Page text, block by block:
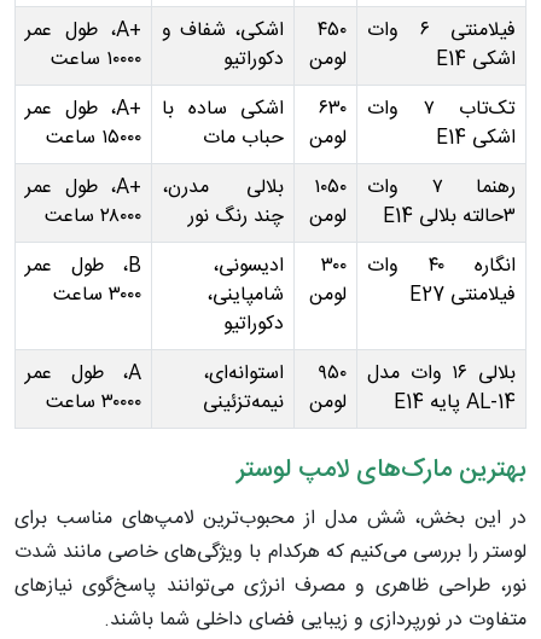
فیلامنتی ۶ وات
اشکی E14
۴۵۰
لومن
اشکی، شفاف و
دکوراتیو
+A، طول عمر
۱۰۰۰۰ ساعت
تک‌تاب ۷ وات
اشکی E14
۶۳۰
لومن
اشکی ساده با
حباب مات
+A، طول عمر
۱۵۰۰۰ ساعت
رهنما ۷ وات
۳حالته بلالی E14
۱۰۵۰
لومن
بلالی مدرن،
چند رنگ نور
+A، طول عمر
۲۸۰۰۰ ساعت
انگاره ۴۰ وات
فیلامنتی E27
۳۰۰
لومن
ادیسونی،
شامپاینی،
دکوراتیو
B، طول عمر
۳۰۰۰ ساعت
بلالی ۱۶ وات مدل
AL-14 پایه E14
۹۵۰
لومن
استوانه‌ای،
نیمه‌تزئینی
A، طول عمر
۳۰۰۰۰ ساعت
بهترین مارک‌های لامپ لوستر
در این بخش، شش مدل از محبوب‌ترین لامپ‌های مناسب برای
لوستر را بررسی می‌کنیم که هرکدام با ویژگی‌های خاصی مانند شدت
نور، طراحی ظاهری و مصرف انرژی می‌توانند پاسخ‌گوی نیازهای
متفاوت در نورپردازی و زیبایی فضای داخلی شما باشند.